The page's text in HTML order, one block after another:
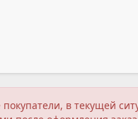
в текущей